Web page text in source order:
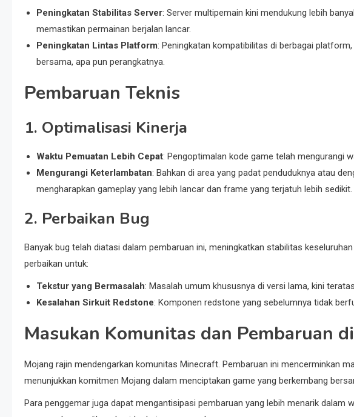
Peningkatan Stabilitas Server: Server multipemain kini mendukung lebih
memastikan permainan berjalan lancar.
Peningkatan Lintas Platform: Peningkatan kompatibilitas di berbagai
bersama, apa pun perangkatnya.
Pembaruan Teknis
1. Optimalisasi Kinerja
Waktu Pemuatan Lebih Cepat: Pengoptimalan kode game telah mengurangi
Mengurangi Keterlambatan: Bahkan di area yang padat penduduknya atau
mengharapkan gameplay yang lebih lancar dan frame yang terjatuh lebih sedikit.
2. Perbaikan Bug
Banyak bug telah diatasi dalam pembaruan ini, meningkatkan stabilitas
perbaikan untuk:
Tekstur yang Bermasalah: Masalah umum khususnya di versi lama, kini
Kesalahan Sirkuit Redstone: Komponen redstone yang sebelumnya tidak
Masukan Komunitas dan Pembaruan
Mojang rajin mendengarkan komunitas Minecraft. Pembaruan ini mencerminkan
menunjukkan komitmen Mojang dalam menciptakan game yang berkembang
Para penggemar juga dapat mengantisipasi pembaruan yang lebih menarik dalam